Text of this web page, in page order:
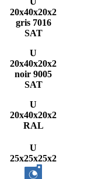
20x40x20x2
gris 7016
SAT
U
20x40x20x2
noir 9005
SAT
U
20x40x20x2
RAL
U
25x25x25x2